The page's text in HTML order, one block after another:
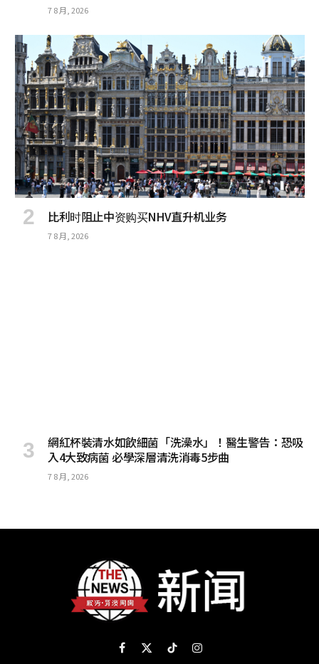
7 8 月, 2026
比利时阻止中资购买NHV直升机业务
7 8 月, 2026
網紅杯裝清水如飲細菌「洗澡水」！醫生警告：恐吸
入4大致病菌 必學深層清洗消毒5步曲
7 8 月, 2026
Facebook
X
TikTokInstagram